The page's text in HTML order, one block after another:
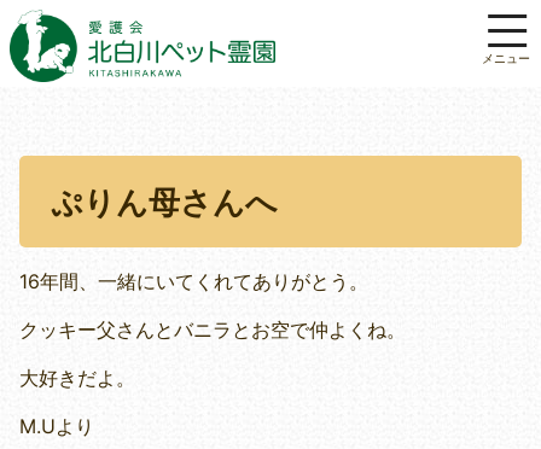
ぷりん母さんへ
16年間、一緒にいてくれてありがとう。
クッキー父さんとバニラとお空で仲よくね。
大好きだよ。
M.Uより